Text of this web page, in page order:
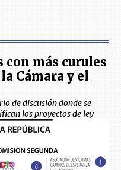
más curules
Cámara y el
de discusión donde se
los proyectos de ley